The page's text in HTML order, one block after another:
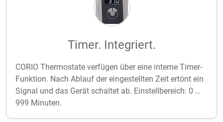
Timer. Integriert.
CORIO Thermostate verfügen über eine interne Timer-
Funktion. Nach Ablauf der eingestellten Zeit ertönt ein
Signal und das Gerät schaltet ab. Einstellbereich: 0 …
999 Minuten.